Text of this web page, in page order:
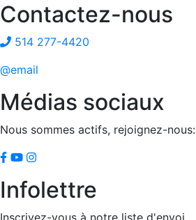
Contactez-nous
514 277-4420
@email
Médias sociaux
Nous sommes actifs, rejoignez-nous:
Infolettre
Inscrivez-vous à notre liste d'envoi.